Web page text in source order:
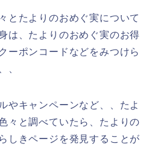
とたよりのおめぐ実について
は、たよりのおめぐ実のお得
ーポンコードなどをみつけら
、
やキャンペーンなど、、たよ
々と調べていたら、たよりの
しきページを発見することが